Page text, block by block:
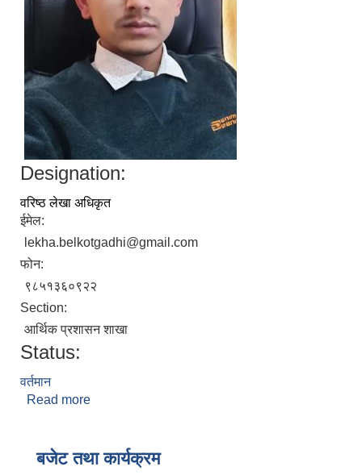
Designation:
वरिष्ठ लेखा अधिकृत
ईमेल:
lekha.belkotgadhi@gmail.com
फोन:
९८५१३६०९२२
Section:
आर्थिक प्रशासन शाखा
Status:
वर्तमान
Read more
बजेट तथा कार्यक्रम